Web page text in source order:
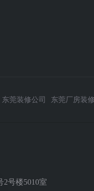
东莞装修公司 东莞厂房装修
号楼5010室